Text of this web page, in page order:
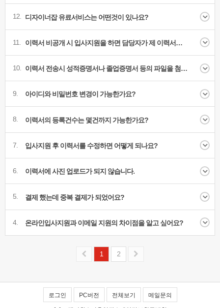
12. 디자이너잡 유료서비스는 어떤것이 있나요?
11. 이력서 비공개 시 입사지원을 하면 담당자가 제 이력서를 볼 수 있는 건가요?
10. 이력서 전송시 성적증명서나 졸업증명서 등의 파일을 첨부할 수 있나요?
9. 아이디와 비밀번호 변경이 가능한가요?
8. 이력서의 등록건수는 몇건까지 가능한가요?
7. 입사지원 후 이력서를 수정하면 어떻게 되나요?
6. 이력서에 사진 업로드가 되지 않습니다.
5. 결제 했는데 중복 결제가 되었어요?
4. 온라인입사지원과 이메일 지원의 차이점을 알고 싶어요?
1 2
로그인 PC버전 전체보기 메일문의